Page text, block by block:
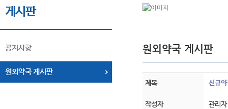
게시판
공지사항
원외약국 게시판
원외약국 게시판
제목 신규
작성자 관리자